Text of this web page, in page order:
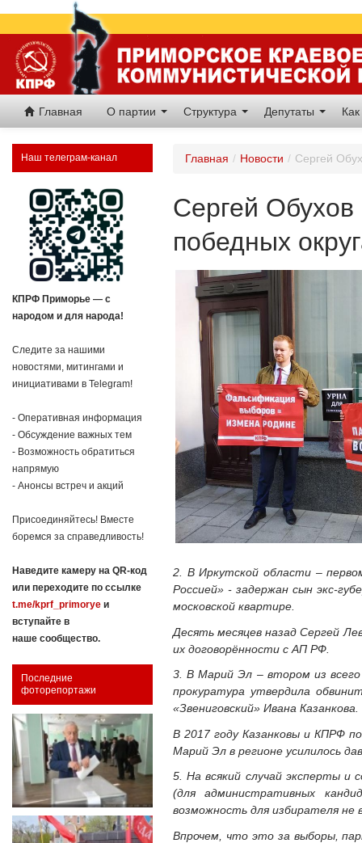
Главная О партии Структура Депутаты
Наш телеграм-канал
КПРФ Приморье — с
народом и для народа!
Следите за нашими
новостями, митингами и
инициативами в Telegram!
- Оперативная информация
- Обсуждение важных тем
- Возможность обратиться
напрямую
- Анонсы встреч и акций
Присоединяйтесь! Вместе
боремся за справедливость!
Наведите камеру на QR-код
или переходите по ссылке
t.me/kprf_primorye и
вступайте в
наше сообщество.
Последние
фоторепортажи
Главная / Новости / Сергей
Сергей
победных
2. В Иркутской области –
Россией» - задержан сын экс-
московской квартире.
Десять месяцев назад Сергей
их договорённости с АП РФ.
3. В Марий Эл – втором из всего
прокуратура утвердила
«Звениговский» Ивана
В 2017 году Казанковы и КПРФ
Марий Эл в регионе усилилось
5. На всякий случай эксперты и
(для административных
возможность для избирателя не
Впрочем, что это за выборы,